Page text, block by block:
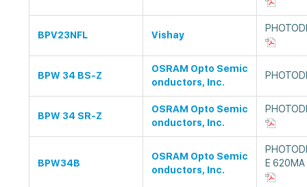
BPV23NFL Vishay
BPW 34 BS-Z
OSRAM Opto Semic
onductors, Inc.
BPW 34 SR-Z
OSRAM Opto Semic
onductors, Inc.
BPW34B
OSRAM Opto Semic
onductors, Inc.
E 620MA